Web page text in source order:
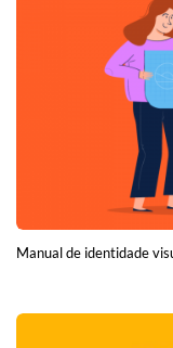
Manual de identidade